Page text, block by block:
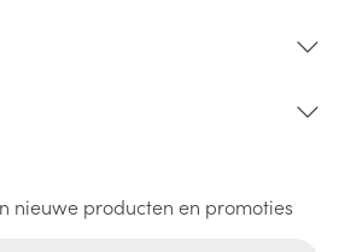
nieuwe producten en promoties